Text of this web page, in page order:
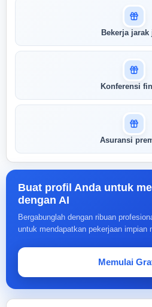
Bekerja jarak
Konferensi
Asuransi
Buat profil Anda untuk
dengan AI
Bergabunglah dengan ribuan
untuk mendapatkan pekerjaan impian
Memulai